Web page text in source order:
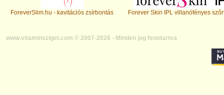
ForeverSlim.hu - kavitációs zsírbontás Forever Skin IPL villanófényes
www.vitaminsziget.com © 2007-2026 - Minden jog fenntartva